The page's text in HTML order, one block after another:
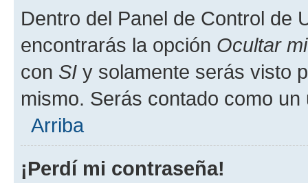
Dentro del Panel de Control de
encontrarás la opción Ocultar
con SI y solamente serás visto
mismo. Serás contado como un
Arriba
¡Perdí mi contraseña!